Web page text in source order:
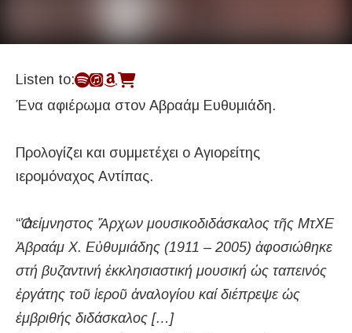
Κλασική Εκκλησιαστική
Listen to:
Ένα αφιέρωμα στον Αβραάμ Ευθυμιάδη.
Προλογίζει και συμμετέχει ο Αγιορείτης
ιερομόναχος Αντίπας.
“Ὁ ἀείμνηστος Ἄρχων μουσικοδιδάσκαλος τῆς ΜτΧΕ
Ἀβραάμ Χ. Εὐθυμιάδης (1911 – 2005) ἀφοσιώθηκε
στή βυζαντινή ἐκκλησιαστική μουσική ὡς ταπεινός
ἐργάτης τοῦ ἱεροῦ ἀναλογίου καί διέπρεψε ὡς
ἐμβριθής διδάσκαλος […]